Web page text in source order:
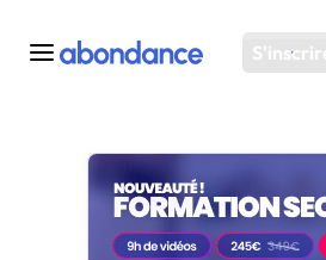
Toutes les actus
Actus SEO
Plateforme